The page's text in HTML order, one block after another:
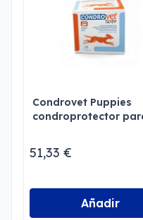
Condrovet Puppies
condroprotector
51,33 €
Añadir